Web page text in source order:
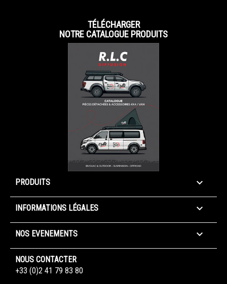
TÉLÉCHARGER
NOTRE CATALOGUE PRODUITS
PRODUITS 
INFORMATIONS LÉGALES 
NOS EVENEMENTS 
NOUS CONTACTER
+33 (0)2 41 79 83 80